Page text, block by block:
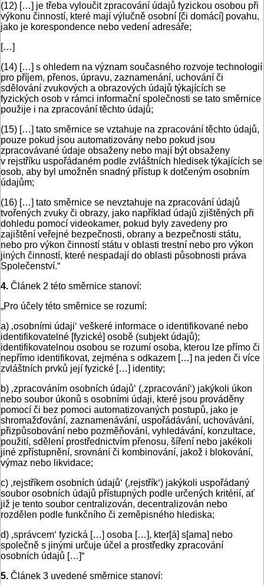
(12) […] je třeba vyloučit zpracování údajů fyzickou osobou při
výkonu činností, které mají výlučně osobní [či domácí] povahu,
jako je korespondence nebo vedení adresáře;
[…]
(14) […] s ohledem na význam současného rozvoje technologií
pro příjem, přenos, úpravu, zaznamenání, uchování či
sdělování zvukových a obrazových údajů týkajících se
fyzických osob v rámci informační společnosti se tato směrnice
použije i na zpracování těchto údajů;
(15) […] tato směrnice se vztahuje na zpracování těchto údajů,
pouze pokud jsou automatizovány nebo pokud jsou
zpracovávané údaje obsaženy nebo mají být obsaženy
v rejstříku uspořádaném podle zvláštních hledisek týkajících se
osob, aby byl umožněn snadný přístup k dotčeným osobním
údajům;
(16) […] tato směrnice se nevztahuje na zpracování údajů
tvořených zvuky či obrazy, jako například údajů zjištěných při
dohledu pomocí videokamer, pokud byly zavedeny pro
zajištění veřejné bezpečnosti, obrany a bezpečnosti státu,
nebo pro výkon činností státu v oblasti trestní nebo pro výkon
jiných činností, které nespadají do oblasti působnosti práva
Společenství.“
4. Článek 2 této směrnice stanoví:
„Pro účely této směrnice se rozumí:
a) ‚osobními údaji‘ veškeré informace o identifikované nebo
identifikovatelné [fyzické] osobě (subjekt údajů);
identifikovatelnou osobou se rozumí osoba, kterou lze přímo či
nepřímo identifikovat, zejména s odkazem […] na jeden či více
zvláštních prvků její fyzické […] identity;
b) ‚zpracováním osobních údajů‘ (‚zpracování‘) jakýkoli úkon
nebo soubor úkonů s osobními údaji, které jsou prováděny
pomocí či bez pomoci automatizovaných postupů, jako je
shromažďování, zaznamenávání, uspořádávání, uchovávání,
přizpůsobování nebo pozměňování, vyhledávání, konzultace,
použití, sdělení prostřednictvím přenosu, šíření nebo jakékoli
jiné zpřístupnění, srovnání či kombinování, jakož i blokování,
výmaz nebo likvidace;
c) ‚rejstříkem osobních údajů‘ (‚rejstřík‘) jakýkoli uspořádaný
soubor osobních údajů přístupných podle určených kritérií, ať
již je tento soubor centralizován, decentralizován nebo
rozdělen podle funkčního či zeměpisného hlediska;
d) ‚správcem‘ fyzická […] osoba […], kter[á] s[ama] nebo
společně s jinými určuje účel a prostředky zpracování
osobních údajů […]“
5. Článek 3 uvedené směrnice stanoví: